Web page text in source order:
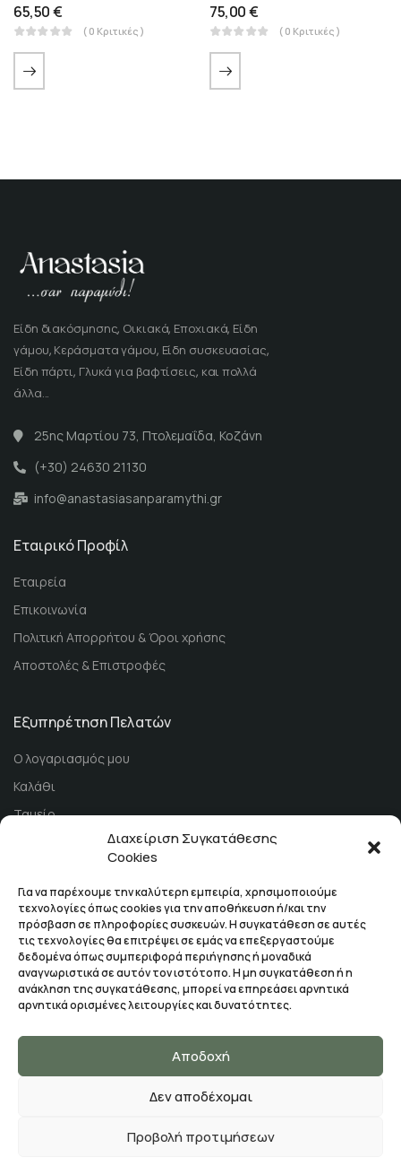
Διαχείριση Συγκατάθεσης
Cookies
Για να παρέχουμε την καλύτερη εμπειρία, χρησιμοποιούμε
τεχνολογίες όπως cookies για την αποθήκευση ή/και την
πρόσβαση σε πληροφορίες συσκευών. Η συγκατάθεση σε αυτές
τις τεχνολογίες θα επιτρέψει σε εμάς να επεξεργαστούμε
δεδομένα όπως συμπεριφορά περιήγησης ή μοναδικά
αναγνωριστικά σε αυτόν τον ιστότοπο. Η μη συγκατάθεση ή η
ανάκληση της συγκατάθεσης, μπορεί να επηρεάσει αρνητικά
αρνητικά ορισμένες λειτουργίες και δυνατότητες.
Αποδοχή
Δεν αποδέχομαι
Προβολή προτιμήσεων
65,50€
( 0 Κριτικές )
75,00€
( 0 Κριτικές )
Είδη διακόσμησης, Οικιακά, Εποχιακά, Είδη
γάμου, Κεράσματα γάμου, Είδη συσκευασίας,
Είδη πάρτι, Γλυκά για βαφτίσεις, και πολλά
άλλα...
25ης Μαρτίου 73, Πτολεμαΐδα, Κοζάνη
(+30) 24630 21130
info@anastasiasanparamythi.gr
Εταιρικό Προφίλ
Εταιρεία
Επικοινωνία
Πολιτική Απορρήτου & Όροι χρήσης
Αποστολές & Επιστροφές
Εξυπηρέτηση Πελατών
Ο λογαριασμός μου
Καλάθι
Ταμείο
Τρόποι Πληρωμής
Εγγραφή στο Newsletter
ΕΓΓΡΑΦΉ
Αναστασία σαν παραμύθι© 2022 - 2026. CREATED BY